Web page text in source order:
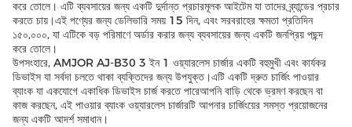
করে তোলে। এটি ব্যবসায়ের জন্য একটি দুর্দান্ত প্রচারমূলক আইটেম যা তাদের ব্র্যান্ডের প্রচার
করতে চায়।এই পণ্যের জন্য ডেলিভারি সময় 15 দিন, এবং সরবরাহের ক্ষমতা প্রতিদিন
১৫০,০০০, যা এটিকে বড় পরিমাণে অর্ডার করার জন্য ব্যবসায়ের জন্য একটি জনপ্রিয় পছন্দ
করে তোলে।
উপসংহারে, AMJOR AJ-B30 3 ইন 1 ওয়্যারলেস চার্জার একটি বহুমুখী এবং কার্যকর
ডিভাইস যা সর্বদা চলতে থাকা ব্যক্তিদের জন্য উপযুক্ত।এটি একটি দ্রুত চার্জিং পাওয়ার
ব্যাংক যা একযোগে একাধিক ডিভাইস চার্জ করতে পারেআপনি বাড়ি থেকে ভ্রমণ করছেন বা
কাজ করছেন, এই পাওয়ার ব্যাংক ওয়্যারলেস চার্জারটি আপনার চার্জিংয়ের সমস্ত প্রয়োজনের
জন্য একটি আদর্শ সমাধান।